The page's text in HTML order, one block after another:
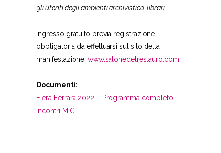
gli utenti degli ambienti archivistico-librari.
Ingresso gratuito previa registrazione
obbligatoria da effettuarsi sul sito della
manifestazione: www.salonedelrestauro.com
Documenti:
Fiera Ferrara 2022 – Programma completo
incontri MiC